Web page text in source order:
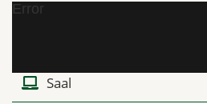
Error
Saal